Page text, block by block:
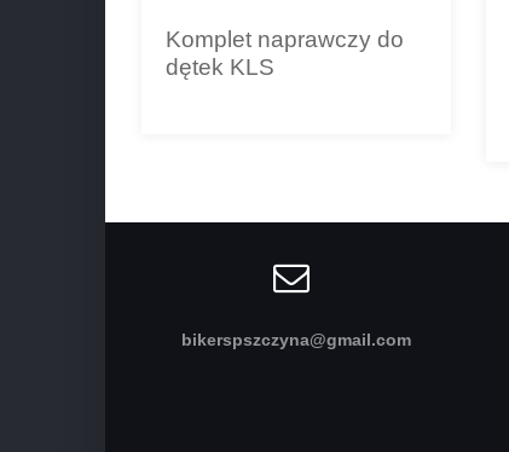
Komplet naprawczy do
dętek KLS
bikerspszczyna@gmail.com